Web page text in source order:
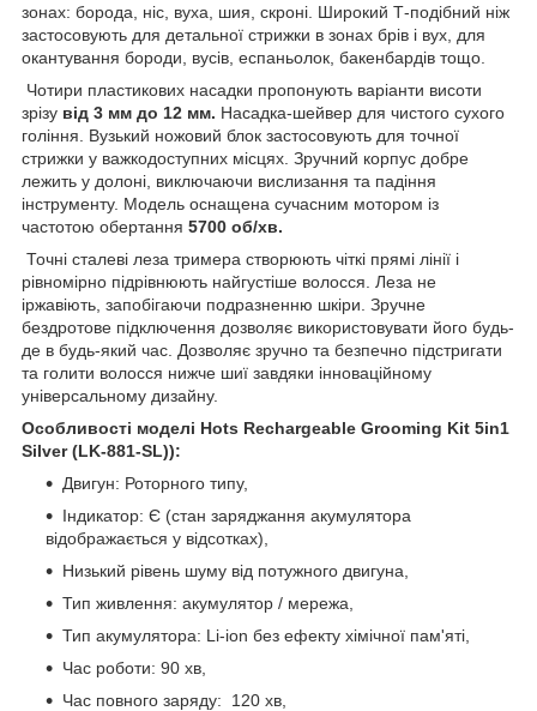
зонах: борода, ніс, вуха, шия, скроні. Широкий Т-подібний ніж
застосовують для детальної стрижки в зонах брів і вух, для
окантування бороди, вусів, еспаньолок, бакенбардів тощо.
Чотири пластикових насадки пропонують варіанти висоти
зрізу від 3 мм до 12 мм. Насадка-шейвер для чистого сухого
гоління. Вузький ножовий блок застосовують для точної
стрижки у важкодоступних місцях. Зручний корпус добре
лежить у долоні, виключаючи вислизання та падіння
інструменту. Модель оснащена сучасним мотором із
частотою обертання 5700 об/хв.
Точні сталеві леза тримера створюють чіткі прямі лінії і
рівномірно підрівнюють найгустіше волосся. Леза не
іржавіють, запобігаючи подразненню шкіри. Зручне
бездротове підключення дозволяє використовувати його будь-
де в будь-який час. Дозволяє зручно та безпечно підстригати
та голити волосся нижче шиї завдяки інноваційному
універсальному дизайну.
Особливості моделі Hots Rechargeable Grooming Kit 5in1
Silver (LK-881-SL)):
Двигун: Роторного типу,
Індикатор: Є (стан заряджання акумулятора
відображається у відсотках),
Низький рівень шуму від потужного двигуна,
Тип живлення: акумулятор / мережа,
Тип акумулятора: Li-ion без ефекту хімічної пам'яті,
Час роботи: 90 хв,
Час повного заряду: 120 хв,